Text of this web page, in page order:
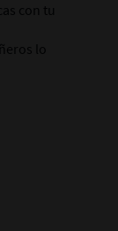
con tu
lo